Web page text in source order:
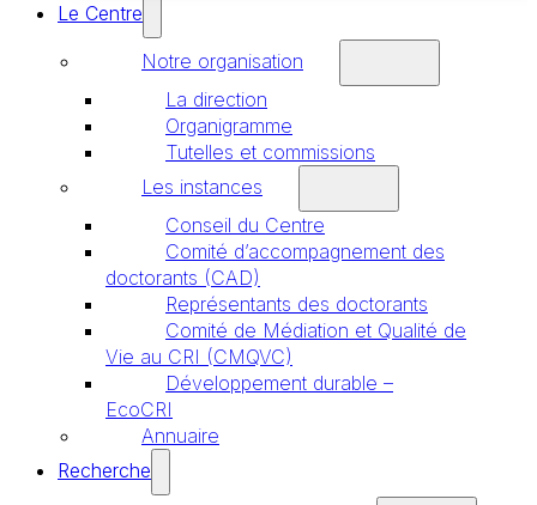
Le Centre
Notre organisation
La direction
Organigramme
Tutelles et commissions
Les instances
Conseil du Centre
Comité d’accompagnement des
doctorants (CAD)
Représentants des doctorants
Comité de Médiation et Qualité de
Vie au CRI (CMQVC)
Développement durable –
EcoCRI
Annuaire
Recherche